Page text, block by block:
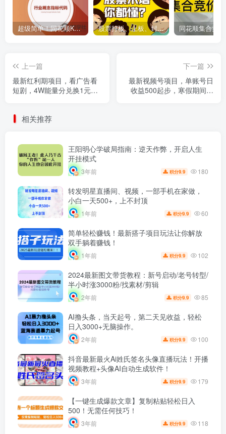
超级简单！同花顺K线界面显示行业概念指标代码图解 股票打板、上板、封板、翘板、炸板是什么意思？炒股你必须懂的暗语！
上一篇
最新红利期项目，看广告看
短剧，4W能量分兑换1元，
下一篇
最新视频号项目，单账号日
收益500起步，寒假期间日
相关推荐
王阳明心学破局指南：逆天作弊，开启人生
开挂模式
3年前 积分9.9 180
转发明星直播间、视频，一部手机在家做，
小白一天500+，上不封顶
1年前 积分9.9 60
简单轻松赚钱！最新搭子项目玩法让你解放
双手躺着赚钱！
1年前 积分9.9 102
2024最新图文带货教程：新号启动/老号转型/
半小时涨3000粉/找素材/剪辑
2年前 积分9.9 85
AI撸头条，当天起号，第二天见收益，轻松
日入3000+无脑操作。
2年前 积分9.9 100
抖音最新最火Ai姓氏签名头像直播玩法！开播
视频教程+头像AI自动生成软件！
3年前 积分9.9 179
【一键生成爆款文章】复制粘贴轻松日入
500！无需任何技巧！
3年前 积分9.9 118